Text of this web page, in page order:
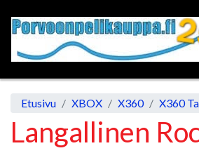
Etusivu XBOX X360 X360
Langallinen